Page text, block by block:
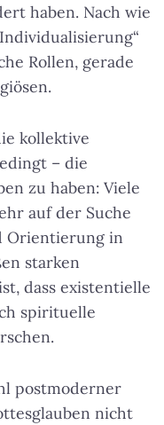
haben. Nach wie
Rollen, gerade
kollektive
– die
zu haben: Viele
auf der Suche
Orientierung in
starken
dass existentielle
spirituelle
postmoderner
nicht